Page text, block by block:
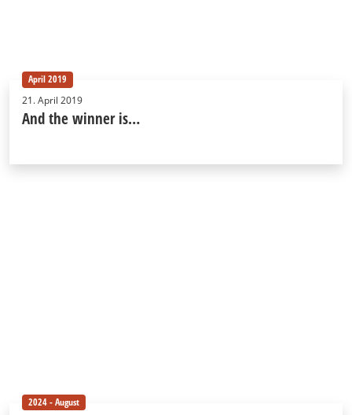
April 2019
21. April 2019
And the winner is…
2024 - August